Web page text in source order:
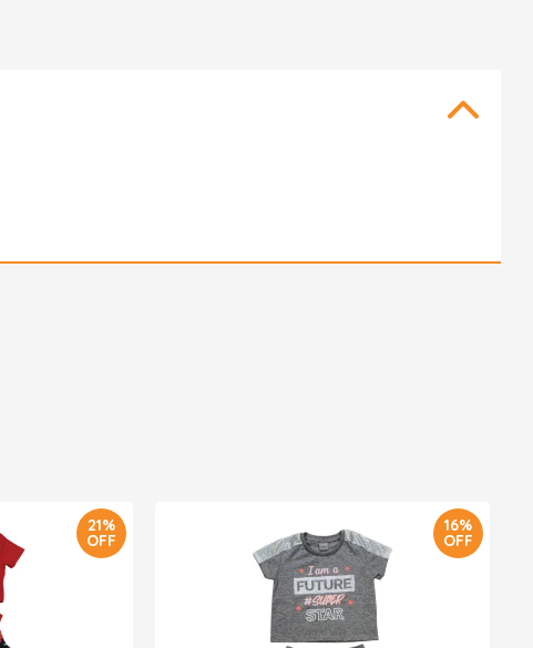
21%
OFF
16%
OFF